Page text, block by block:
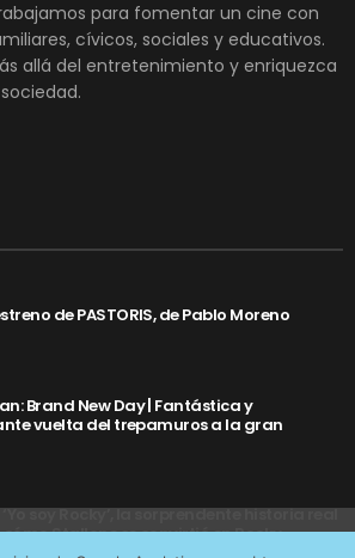
para fomentar un cine con
cívicos, sociales y educativos.
allá del entretenimiento y enriquezca
de PASTORIS, de Pablo Moreno
Brand New Day | Fantástica y
vuelta del trepamuros a la gran
soy Rocky’, la sorprendente historia real
Stallone se convirtió en Rocky